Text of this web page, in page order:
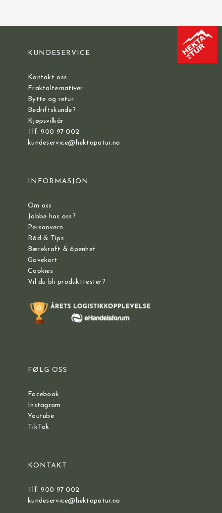
KUNDESERVICE
Kontakt oss
Fraktalternativer
Bytte og retur
Bedriftskunde?
Kjøpsvilkår
Tlf: 900 97 002
kundeservice@hektapatur.no
INFORMASJON
Om oss
Jobbe hos oss?
Personvern
Råd & Tips
Bærekraft & åpenhet
Gavekort
Cookies
Vil du bli produkttester?
FØLG OSS
Facebook
Instagram
Youtube
TikTok
KONTAKT
Tlf: 900 97 002
kundeservice@hektapatur.no